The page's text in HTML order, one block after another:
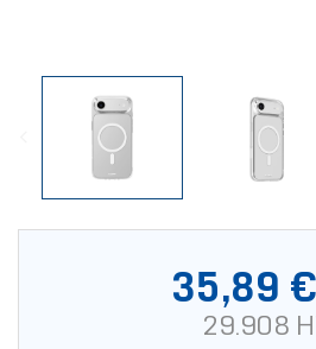
35,89 €
29.908